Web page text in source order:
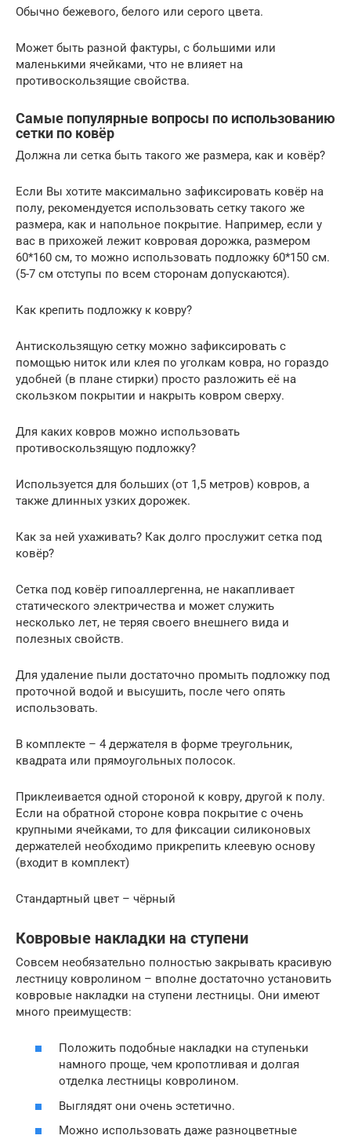
Обычно бежевого, белого или серого цвета.
Может быть разной фактуры, с большими или
маленькими ячейками, что не влияет на
противоскользящие свойства.
Самые популярные вопросы по использованию
сетки по ковёр
Должна ли сетка быть такого же размера, как и ковёр?
Если Вы хотите максимально зафиксировать ковёр на
полу, рекомендуется использовать сетку такого же
размера, как и напольное покрытие. Например, если у
вас в прихожей лежит ковровая дорожка, размером
60*160 см, то можно использовать подложку 60*150 см.
(5-7 см отступы по всем сторонам допускаются).
Как крепить подложку к ковру?
Антискользящую сетку можно зафиксировать с
помощью ниток или клея по уголкам ковра, но гораздо
удобней (в плане стирки) просто разложить её на
скользком покрытии и накрыть ковром сверху.
Для каких ковров можно использовать
противоскользящую подложку?
Используется для больших (от 1,5 метров) ковров, а
также длинных узких дорожек.
Как за ней ухаживать? Как долго прослужит сетка под
ковёр?
Сетка под ковёр гипоаллергенна, не накапливает
статического электричества и может служить
несколько лет, не теряя своего внешнего вида и
полезных свойств.
Для удаление пыли достаточно промыть подложку под
проточной водой и высушить, после чего опять
использовать.
В комплекте – 4 держателя в форме треугольник,
квадрата или прямоугольных полосок.
Приклеивается одной стороной к ковру, другой к полу.
Если на обратной стороне ковра покрытие с очень
крупными ячейками, то для фиксации силиконовых
держателей необходимо прикрепить клеевую основу
(входит в комплект)
Стандартный цвет – чёрный
Ковровые накладки на ступени
Совсем необязательно полностью закрывать красивую
лестницу ковролином – вполне достаточно установить
ковровые накладки на ступени лестницы. Они имеют
много преимуществ:
Положить подобные накладки на ступеньки
намного проще, чем кропотливая и долгая
отделка лестницы ковролином.
Выглядят они очень эстетично.
Можно использовать даже разноцветные